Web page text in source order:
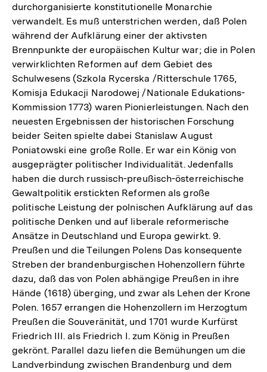
durchorganisierte konstitutionelle Monarchie
verwandelt. Es muß unterstrichen werden, daß Polen
während der Aufklärung einer der aktivsten
Brennpunkte der europäischen Kultur war; die in Polen
verwirklichten Reformen auf dem Gebiet des
Schulwesens (Szkola Rycerska /Ritterschule 1765,
Komisja Edukacji Narodowej /Nationale Edukations-
Kommission 1773) waren Pionierleistungen. Nach den
neuesten Ergebnissen der historischen Forschung
beider Seiten spielte dabei Stanislaw August
Poniatowski eine große Rolle. Er war ein König von
ausgeprägter politischer Individualität. Jedenfalls
haben die durch russisch-preußisch-österreichische
Gewaltpolitik erstickten Reformen als große
politische Leistung der polnischen Aufklärung auf das
politische Denken und auf liberale reformerische
Ansätze in Deutschland und Europa gewirkt. 9.
Preußen und die Teilungen Polens Das konsequente
Streben der brandenburgischen Hohenzollern führte
dazu, daß das von Polen abhängige Preußen in ihre
Hände (1618) überging, und zwar als Lehen der Krone
Polen. 1657 errangen die Hohenzollern im Herzogtum
Preußen die Souveränität, und 1701 wurde Kurfürst
Friedrich III. als Friedrich I. zum König in Preußen
gekrönt. Parallel dazu liefen die Bemühungen um die
Landverbindung zwischen Brandenburg und dem